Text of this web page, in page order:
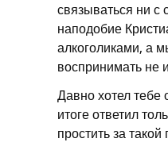
связываться ни с
наподобие
алкоголиками, а
воспринимать не
Давно хотел тебе
итоге ответил
простить за такой